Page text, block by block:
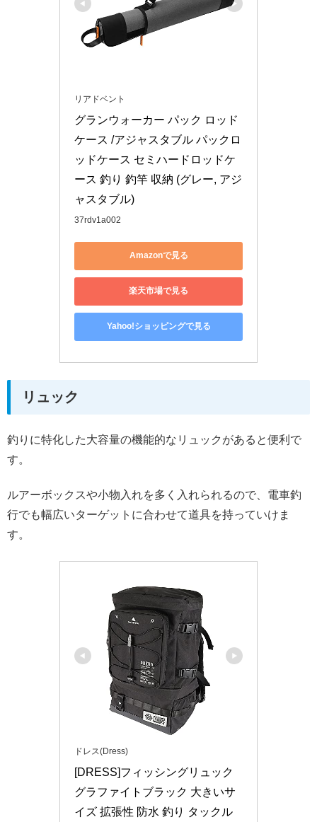
リアドベント
グランウォーカー パック ロッド
ケース /アジャスタブル パックロ
ッドケース セミハードロッドケ
ース 釣り 釣竿 収納 (グレー, アジ
ャスタブル)
37rdv1a002
Amazonで見る
楽天市場で見る
Yahoo!ショッピングで見る
リュック
釣りに特化した大容量の機能的なリュックがあると便利で
す。
ルアーボックスや小物入れを多く入れられるので、電車釣
行でも幅広いターゲットに合わせて道具を持っていけま
す。
ドレス(Dress)
[DRESS]フィッシングリュック
グラファイトブラック 大きいサ
イズ 拡張性 防水 釣り タックル